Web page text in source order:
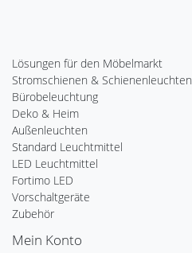
Lösungen für den Möbelmarkt
Stromschienen & Schienenleuchten
Bürobeleuchtung
Deko & Heim
Außenleuchten
Standard Leuchtmittel
LED Leuchtmittel
Fortimo LED
Vorschaltgeräte
Zubehör
Mein Konto